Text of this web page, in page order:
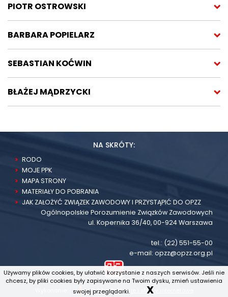
PIOTR OSTROWSKI
BARBARA POPIELARZ
SEBASTIAN KOĆWIN
BŁAŻEJ MĄDRZYCKI
NA SKRÓTY:
RODO
MOJE PPK
MAPA STRONY
MATERIAŁY DO POBRANIA
JAK ZAŁOŻYĆ ZWIĄZEK ZAWODOWY I PRZYSTĄPIĆ DO OPZZ
Ogólnopolskie Porozumienie Związków Zawodowych
ul. Kopernika 36/40, 00-924 Warszawa
tel.: (22) 551-55-00
e-mail: opzz@opzz.org.pl
ESC SA -Aplikacje i strony internetowe
Używamy plików cookies, by ułatwić korzystanie z naszych serwisów. Jeśli nie
chcesz, by pliki cookies były zapisywane na Twoim dysku, zmień ustawienia
swojej przeglądarki.
X